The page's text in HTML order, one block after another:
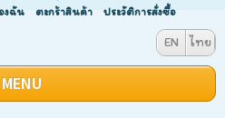
EN ไทย
งฉัน ตะกร้าสินค้า ประวัติการสั่งซื้อ
MENU